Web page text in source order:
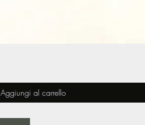
Aggiungi al carrello